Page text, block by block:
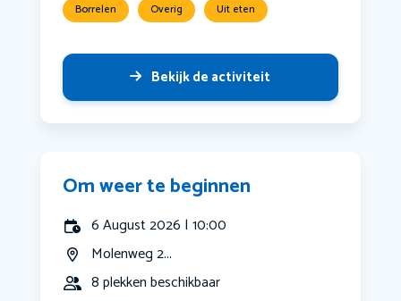
Borrelen Overig Uit eten
Bekijk de activiteit
Om weer te beginnen
6 August 2026 | 10:00
Molenweg 2...
8 plekken beschikbaar